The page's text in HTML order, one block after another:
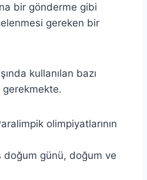
bir gönderme gibi
gereken bir
kullanılan bazı
gerekmekte.
olimpiyatlarının
günü, doğum ve